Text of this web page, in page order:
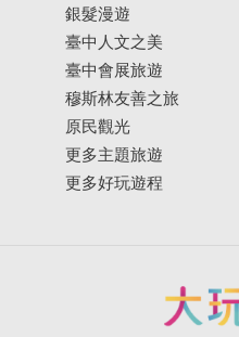
銀髮漫遊
臺中人文之美
臺中會展旅遊
穆斯林友善之旅
原民觀光
更多主題旅遊
更多好玩遊程